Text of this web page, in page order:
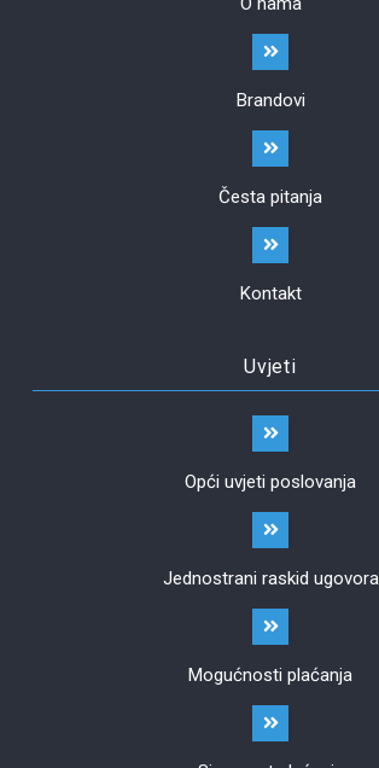
Brandovi
Česta pitanja
Kontakt
Uvjeti
Opći uvjeti poslovanja
Jednostrani raskid ugovora
Mogućnosti plaćanja